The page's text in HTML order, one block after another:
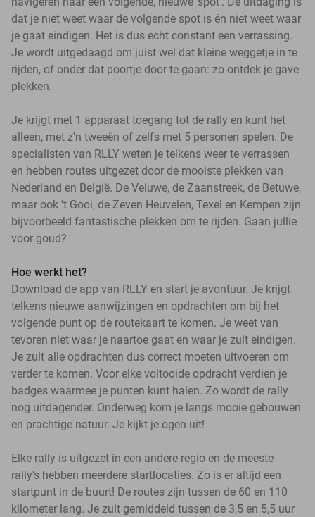
dat je niet weet waar de volgende spot is én niet weet waar
je gaat eindigen. Het is dus echt constant een verrassing.
Je wordt uitgedaagd om juist wel dat kleine weggetje in te
rijden, of onder dat poortje door te gaan: zo ontdek je gave
plekken.
Je krijgt met 1 apparaat toegang tot de rally en kunt het
alleen, met z'n tweeën of zelfs met 5 personen spelen. De
specialisten van RLLY weten je telkens weer te verrassen
en hebben routes uitgezet door de mooiste plekken van
Nederland en België. De Veluwe, de Zaanstreek, de Betuwe,
maar ook 't Gooi, de Zeven Heuvelen, Texel en Kempen zijn
bijvoorbeeld fantastische plekken om te rijden. Gaan jullie
voor goud?
Hoe werkt het?
Download de app van RLLY en start je avontuur. Je krijgt
telkens nieuwe aanwijzingen en opdrachten om bij het
volgende punt op de routekaart te komen. Je weet van
tevoren niet waar je naartoe gaat en waar je zult eindigen.
Je zult alle opdrachten dus correct moeten uitvoeren om
verder te komen. Voor elke voltooide opdracht verdien je
badges waarmee je punten kunt halen. Zo wordt de rally
nog uitdagender. Onderweg kom je langs mooie gebouwen
en prachtige natuur. Je kijkt je ogen uit!
Elke rally is uitgezet in een andere regio en de meeste
rally's hebben meerdere startlocaties. Zo is er altijd een
startpunt in de buurt! De routes zijn tussen de 60 en 110
kilometer lang. Je zult gemiddeld tussen de 3,5 en 5,5 uur